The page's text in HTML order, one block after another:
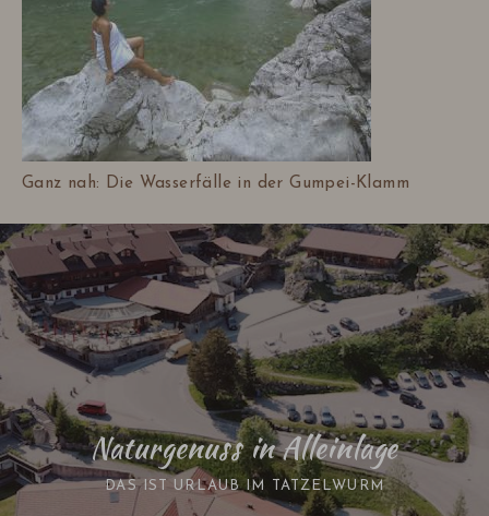
Ganz nah: Die Wasserfälle in der Gumpei-Klamm
Naturgenuss in Alleinlage
DAS IST URLAUB IM TATZELWURM